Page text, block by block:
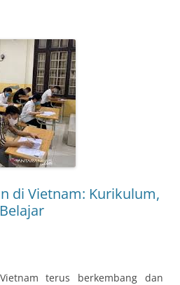
di Vietnam: Kurikulum,
terus berkembang dan